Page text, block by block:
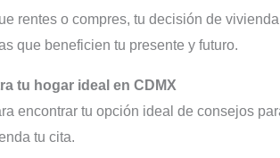
rentes o compres, tu decisión de
que beneficien tu presente y futuro.
tu hogar ideal en CDMX
encontrar tu opción ideal de consejos
tu cita.